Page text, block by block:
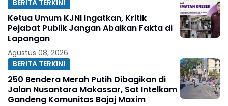
BERITA TERKINI
Ketua Umum KJNI Ingatkan, Kritik
Pejabat Publik Jangan Abaikan Fakta di
Lapangan
Agustus 08, 2026
BERITA TERKINI
250 Bendera Merah Putih Dibagikan di
Jalan Nusantara Makassar, Sat Intelkam
Gandeng Komunitas Bajaj Maxim